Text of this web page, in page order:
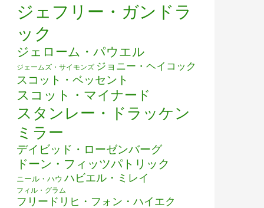
ジェフリー・ガンドラ
ック
ジェローム・パウエル
ジェームズ・サイモンズ ジョニー・ヘイコック
スコット・ベッセント
スコット・マイナード
スタンレー・ドラッケン
ミラー
デイビッド・ローゼンバーグ
ドーン・フィッツパトリック
ニール・ハウ ハビエル・ミレイ
フィル・グラム
フリードリヒ・フォン・ハイエク